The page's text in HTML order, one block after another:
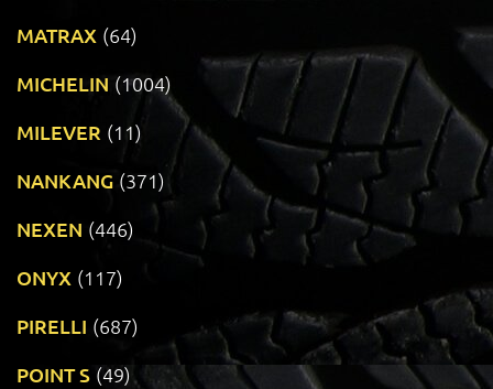
MATRAX (64)
MICHELIN (1004)
MILEVER (11)
NANKANG (371)
NEXEN (446)
ONYX (117)
PIRELLI (687)
POINT S (49)